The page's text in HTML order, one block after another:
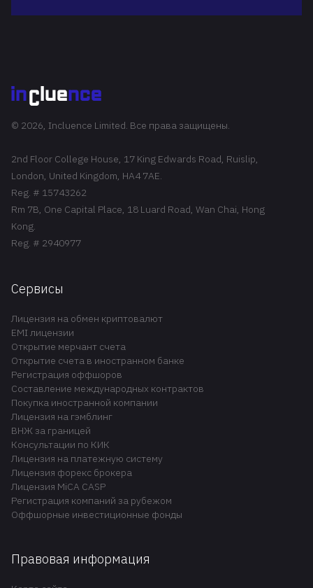
© 2026, Incluence Limited. Все права защищены.
2nd Floor College House, 17 King Edwards Road, Ruislip,
London, United Kingdom, HA4 7AE.
Reg. # 15743262
Rm 7B, One Capital Place, 18 Luard Road, Wan Chai, Hong
Kong.
Reg. # 2940977
Сервисы
Лицензия на обмен криптовалют
EMI лицензии
Открытие мерчант счета
Открытие счета в иностранном банке
Регистрация оффшоров
Составление международных контрактов
Покупка иностранной компании
Лицензия на гэмблинг
ВНЖ за границей
Консультации по КИК
Лицензия на платежную систему
Лицензия форекс брокера
Лицензия MiCA CASP
Регистрация компаний за рубежом
Оффшорные инвестиционные фонды
Правовая информация